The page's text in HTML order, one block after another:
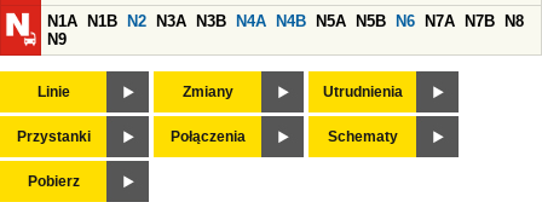
N1A
N1B N2 N3A N3B N4A N4B N5A N5B N6 N7A N7B
N8
N9
Linie Zmiany Utrudnienia
Przystanki Połączenia Schematy
Pobierz